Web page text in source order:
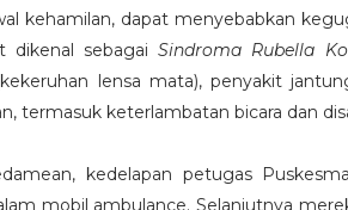
kehamilan, dapat menyebabkan
dikenal sebagaiSindroma Rubella
lensa mata), penyakit
termasuk keterlambatan bicara dan
kedelapan petugas
mobil ambulance. Selanjutnya